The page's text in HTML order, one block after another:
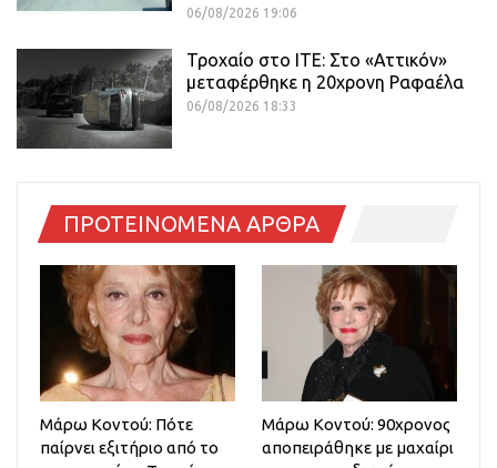
06/08/2026 19:06
Τροχαίο στο ΙΤΕ: Στο «Αττικόν»
μεταφέρθηκε η 20χρονη Ραφαέλα
06/08/2026 18:33
ΠΡΟΤΕΙΝΟΜΕΝΑ ΑΡΘΡΑ
Μάρω Κοντού: Πότε
παίρνει εξιτήριο από το
Μάρω Κοντού: 90χρονος
αποπειράθηκε με μαχαίρι